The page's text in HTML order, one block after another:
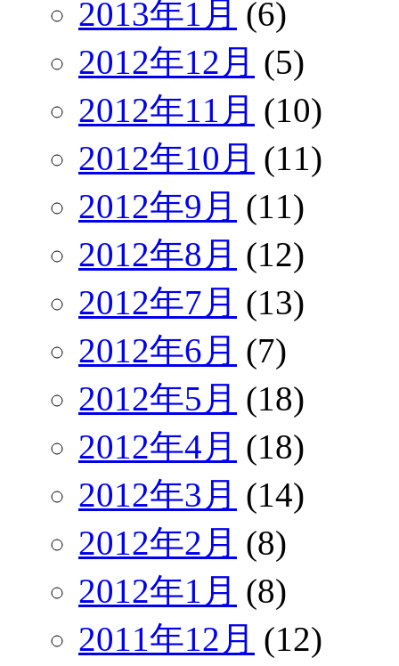
2013年1月 (6)
2012年12月 (5)
2012年11月 (10)
2012年10月 (11)
2012年9月 (11)
2012年8月 (12)
2012年7月 (13)
2012年6月 (7)
2012年5月 (18)
2012年4月 (18)
2012年3月 (14)
2012年2月 (8)
2012年1月 (8)
2011年12月 (12)